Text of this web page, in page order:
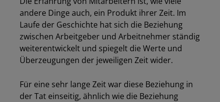
andere Dinge auch, ein Produkt ihrer Zeit. Im
Laufe der Geschichte hat sich die Beziehung
zwischen Arbeitgeber und Arbeitnehmer ständig
weiterentwickelt und spiegelt die Werte und
Überzeugungen der jeweiligen Zeit wider.
Für eine sehr lange Zeit war diese Beziehung in
der Tat einseitig, ähnlich wie die Beziehung